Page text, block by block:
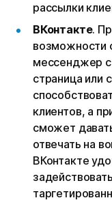
рассылки
ВКонтакте.
возможности
мессенджер с
страница или
клиентов, а
сможет
отвечать на
ВКонтакте